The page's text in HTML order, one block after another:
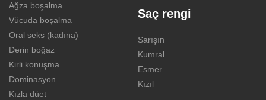
Ağza boşalma
Vücuda boşalma
Oral seks (kadına)
Derin boğaz
Kirli konuşma
Dominasyon
Kızla düet
Saç rengi
Sarışın
Kumral
Esmer
Kızıl